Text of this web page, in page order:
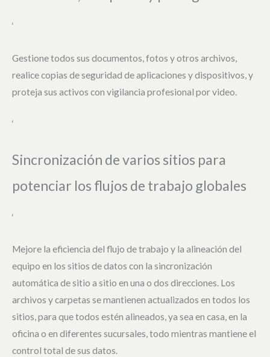
‘
Gestione todos sus documentos, fotos y otros archivos,
realice copias de seguridad de aplicaciones y dispositivos, y
proteja sus activos con vigilancia profesional por video.
‘
Sincronización de varios sitios para
potenciar los flujos de trabajo globales
‘
Mejore la eficiencia del flujo de trabajo y la alineación del
equipo en los sitios de datos con la sincronización
automática de sitio a sitio en una o dos direcciones. Los
archivos y carpetas se mantienen actualizados en todos los
sitios, para que todos estén alineados, ya sea en casa, en la
oficina o en diferentes sucursales, todo mientras mantiene el
control total de sus datos.